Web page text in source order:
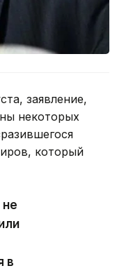
заявление,
некоторых
который
в